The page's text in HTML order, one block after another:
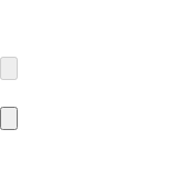
Herrlinghausen 8
42929 Wermelskirchen
info@juescha.de